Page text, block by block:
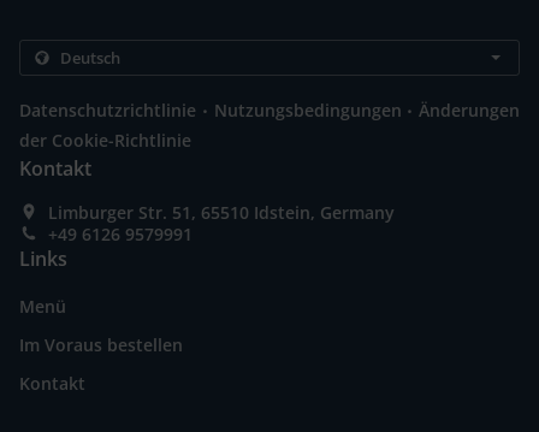
Datenschutzrichtlinie . Nutzungsbedingungen . Änderungen
der Cookie-Richtlinie
Kontakt
Limburger Str. 51, 65510 Idstein, Germany
+49 6126 9579991
Links
Menü
Im Voraus bestellen
Kontakt